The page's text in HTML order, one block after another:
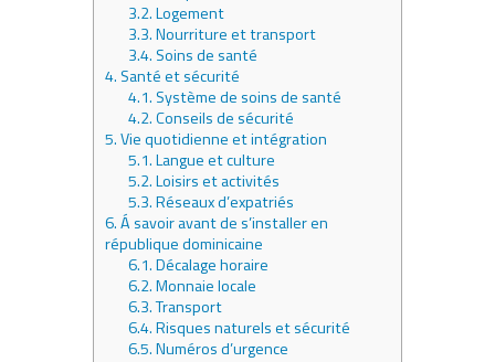
3.2.Logement
3.3.Nourriture et transport
3.4.Soins de santé
4.Santé et sécurité
4.1.Système de soins de santé
4.2.Conseils de sécurité
5.Vie quotidienne et intégration
5.1.Langue et culture
5.2.Loisirs et activités
5.3.Réseaux d’expatriés
6.Á savoir avant de s’installer en
république dominicaine
6.1.Décalage horaire
6.2.Monnaie locale
6.3.Transport
6.4.Risques naturels et sécurité
6.5.Numéros d’urgence